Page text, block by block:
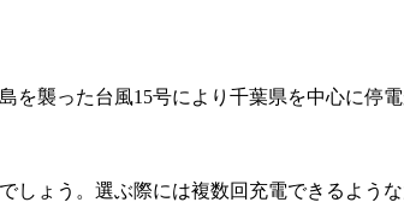
襲った台風15号により千葉県を中心に停
ょう。選ぶ際には複数回充電できるよう